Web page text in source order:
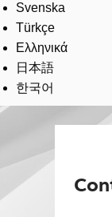
Svenska
Türkçe
Ελληνικά
日本語
한국어